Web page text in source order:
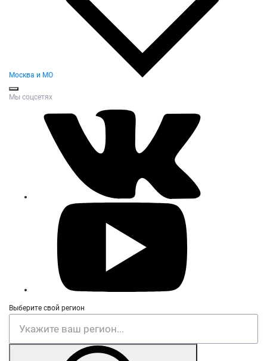
Москва и МО
Мы соцсетях
Выберите свой регион